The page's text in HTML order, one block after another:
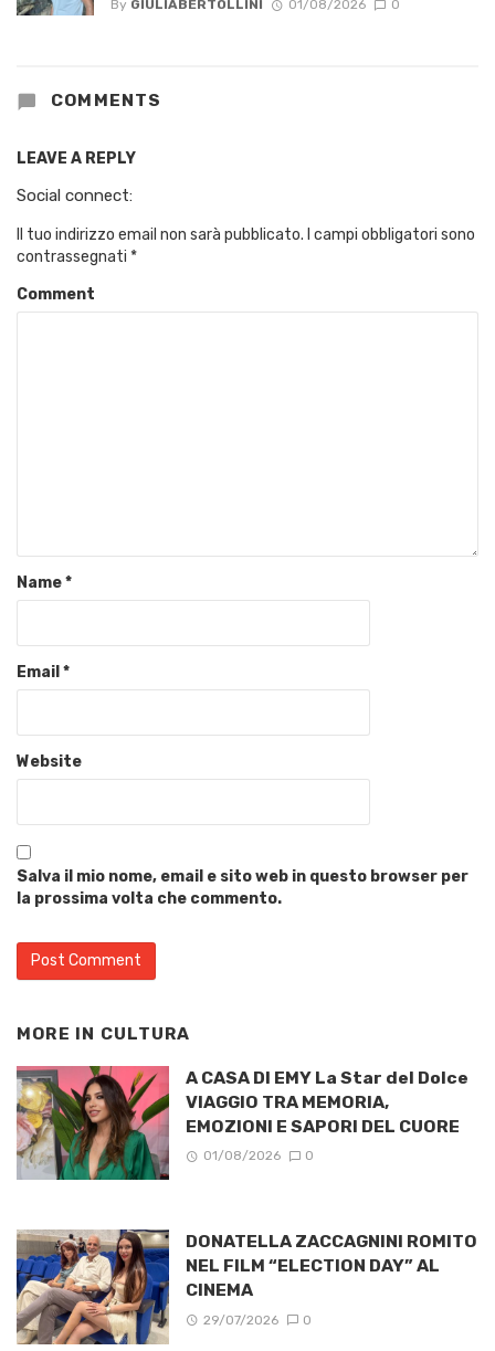
By GIULIABERTOLLINI 01/08/2026 0
COMMENTS
LEAVE A REPLY
Social connect:
Il tuo indirizzo email non sarà pubblicato. I campi obbligatori sono
contrassegnati *
Comment
Name*
Email *
Website
Salva il mio nome, email e sito web in questo browser per
la prossima volta che commento.
MORE IN CULTURA
A CASA DI EMY La Star del Dolce
VIAGGIO TRA MEMORIA,
EMOZIONI E SAPORI DEL CUORE
01/08/2026 0
DONATELLA ZACCAGNINI ROMITO
NEL FILM “ELECTION DAY” AL
CINEMA
29/07/2026 0